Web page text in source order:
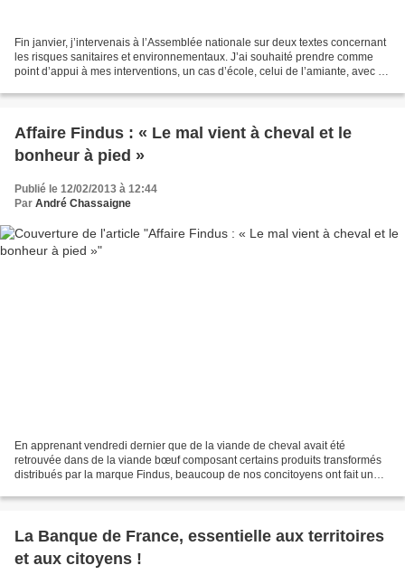
Fin janvier, j’intervenais à l’Assemblée nationale sur deux textes concernant
les risques sanitaires et environnementaux. J’ai souhaité prendre comme
point d’appui à mes interventions, un cas d’école, celui de l’amiante, avec la
Affaire Findus : « Le mal vient à cheval et le
bonheur à pied »
Publié le 12/02/2013 à 12:44
Par André Chassaigne
En apprenant vendredi dernier que de la viande de cheval avait été
retrouvée dans de la viande bœuf composant certains produits transformés
distribués par la marque Findus, beaucoup de nos concitoyens ont fait un
La Banque de France, essentielle aux territoires
et aux citoyens !